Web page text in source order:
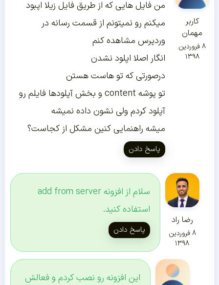
کاربر
مهمان
۸ فروردین
۱۳۹۸
من فایل هایی که از طریق فایل زیلا اپبود
میکنم رو نمیتونم از قسمت رسانه در
وردپرس مشاهده کنم
انگار اصلا اپلود نشدن
درصورتی که تو هاست هستن
تو پوشه content و بخش آپلودها فایلم رو
آپلود کردم ولی نشون داده نمیشه
میشه راهنمایی کنین مشکل از کجاست؟
پاسخ دادن
رضا راد
۸ فروردین
۱۳۹۸
سلام از افزونه add from server
استفاده کنید.
پاسخ دادن
این افزونه رو نصب کردم و فعالش